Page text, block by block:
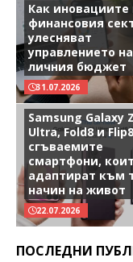
Как иновациите
финансовия
улесняват
управлението на
личния бюджет
31.07.2026
Samsung Galaxy
Ultra, Fold8 и
сгъваемите
смартфони,
адаптират към
начин на живот
22.07.2026
ПОСЛЕДНИ